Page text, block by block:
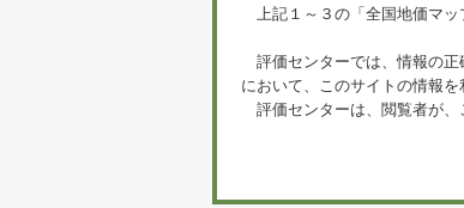
上記１～３の「全国地価マッ
評価センターでは、情報の正
において、このサイトの情報を
評価センターは、閲覧者が、